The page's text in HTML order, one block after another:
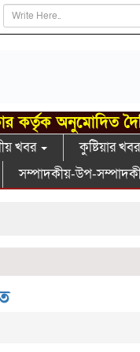
কর্তৃক অনুমোদিত
খবর কুষ্টিয়ার খবর
সম্পাদকীয়-উপ-